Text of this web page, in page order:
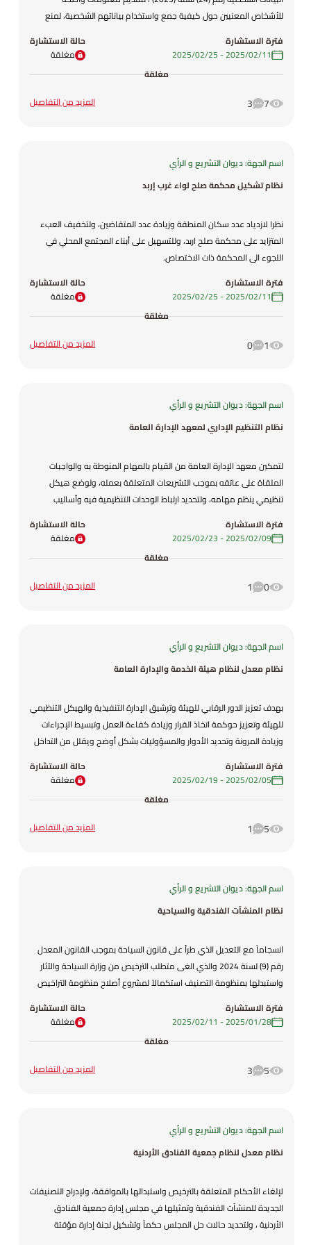
للأشخاص المعنيين حول كيفية جمع واستخدام بياناتهم الشخصية، لمنع
الموافقة المسبقة وكيفية سحبها، لتوضيح الإجراءات والآليات التي تخضع
فترة الاستشارة
11‏/02‏/2025
-
25‏/02‏/2025
حالة الاستشارة
مغلقة
مغلقة
7
3 المزيد من التفاصيل
اسم الجهة: ديوان التشريع و الرأي
نظام تشكيل محكمة صلح لواء غرب إربد
نظرا لازدياد عدد سكان المنطقة وزيادة عدد المتقاضين، ولتخفيف العبء
المتزايد على محكمة صلح اربد، وللتسهيل على أبناء المجتمع المحلي في
اللجوء الى المحكمة ذات الاختصاص.
فترة الاستشارة
11‏/02‏/2025
-
25‏/02‏/2025
حالة الاستشارة
مغلقة
مغلقة
1
0 المزيد من التفاصيل
اسم الجهة: ديوان التشريع و الرأي
نظام التنظيم الإداري لمعهد الإدارة العامة
لتمكين معهد الإدارة العامة من القيام بالمهام المنوطة به والواجبات
الملقاة على عاتقه بموجب التشريعات المتعلقة بعمله، ولوضع هيكل
تنظيمي ينظم مهامه، ولتحديد ارتباط الوحدات التنظيمية فيه وأساليب
فترة الاستشارة
09‏/02‏/2025
-
23‏/02‏/2025
حالة الاستشارة
مغلقة
مغلقة
0
1 المزيد من التفاصيل
اسم الجهة: ديوان التشريع و الرأي
نظام معدل لنظام هيئة الخدمة والإدارة العامة
بهدف تعزيز الدور الرقابي للهيئة وترشيق الإدارة التنفيذية والهيكل التنظيمي
للهيئة وتعزيز حوكمة اتخاذ القرار وزيادة كفاءة العمل وتبسيط الإجراءات
وزيادة المرونة وتحديد الأدوار والمسؤوليات بشكل أوضح ويقلل من التداخل
متطلبات تحديث القطاع العام.
فترة الاستشارة
05‏/02‏/2025
-
19‏/02‏/2025
حالة الاستشارة
مغلقة
مغلقة
5
1 المزيد من التفاصيل
اسم الجهة: ديوان التشريع و الرأي
نظام المنشآت الفندقية والسياحية
انسجاماً مع التعديل الذي طرأ على قانون السياحة بموجب القانون المعدل
رقم (9) لسنة 2024 والذي الغى متطلب الترخيص من وزارة السياحة والآثار
واستبدلها بمنظومة التصنيف استكمالاً لمشروع أصلاح منظومة التراخيص
بيئة الأعمال وفق نماذج تنظيمية جديدة منسجمة مع رؤية التحديث
الاقتصادي وبرامجها التنفيذية. ولتهيئة المنشآت السياحية بحيث تراعي فئات
كبار السن والأطفال والأشخاص ذوي الإعاقة.
فترة الاستشارة
28‏/01‏/2025
-
11‏/02‏/2025
حالة الاستشارة
مغلقة
مغلقة
5
3 المزيد من التفاصيل
اسم الجهة: ديوان التشريع و الرأي
نظام معدل لنظام جمعية الفنادق الأردنية
لإلغاء الأحكام المتعلقة بالترخيص واستبدالها بالموافقة، ولإدراج التصنيفات
الجديدة للمنشآت الفندقية وتمثيلها في مجلس إدارة جمعية الفنادق
الأردنية ، ولتحديد حالات حل المجلس حكماً وتشكيل لجنة إدارة مؤقتة